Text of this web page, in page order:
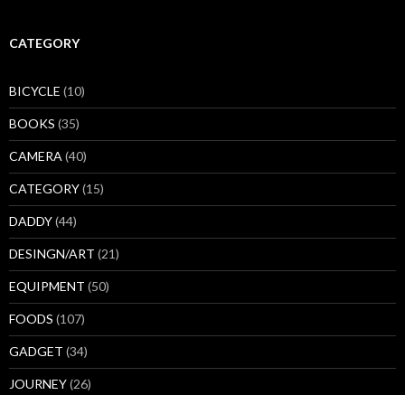
CATEGORY
BICYCLE (10)
BOOKS (35)
CAMERA(40)
CATEGORY(15)
DADDY(44)
DESINGN/ART (21)
EQUIPMENT (50)
FOODS (107)
GADGET (34)
JOURNEY(26)